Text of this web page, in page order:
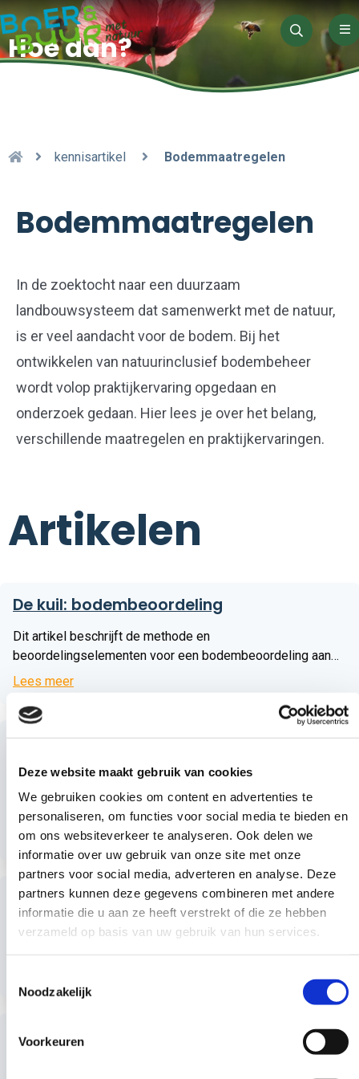
Deze website maakt gebruik van cookies
We gebruiken cookies om content en advertenties te
personaliseren, om functies voor social media te bieden en
om ons websiteverkeer te analyseren. Ook delen we
informatie over uw gebruik van onze site met onze
partners voor social media, adverteren en analyse. Deze
partners kunnen deze gegevens combineren met andere
informatie die u aan ze heeft verstrekt of die ze hebben
verzameld op basis van uw gebruik van hun services.
Noodzakelijk
Voorkeuren
Zoeken
Hoe dan?
kennisartikel Bodemmaatregelen
Bodemmaatregelen
In de zoektocht naar een duurzaam
landbouwsysteem dat samenwerkt met de natuur,
is er veel aandacht voor de bodem. Bij het
ontwikkelen van natuurinclusief bodembeheer
wordt volop praktijkervaring opgedaan en
onderzoek gedaan. Hier lees je over het belang,
verschillende maatregelen en praktijkervaringen.
Artikelen
De kuil: bodembeoordeling
Dit artikel beschrijft de methode en
beoordelingselementen voor een bodembeoordeling aan
de hand van een kuil. Download 1725
Lees meer
meer
Maatregelen voor het vastleggen van
Deze brochure biedt een overzicht van geteste
maatregelen voor het vastleggen van koolstof in minerale
bodems. De maatregelen die zijn onderzocht zijn het
verhogen van het aandeel rustgewassen in het bouwplan,
gewasresten achterlaten, extra groenbemesters inzetten,
akkerranden, vogelakkers, gereduceerde grondbewerking,
inzet van dierlijke mest en compost, leeftijd grasland
verhogen, wisselteelt maïs-grasklaver en kruidenrijk
Lees meer
Lees
Bodem basis van Natuurinclusief boeren
Deze webpagina beschrijft verschillende elementen die
Lees
meer
Atlas Natuurlijk kapitaal: bodemerosie
meer